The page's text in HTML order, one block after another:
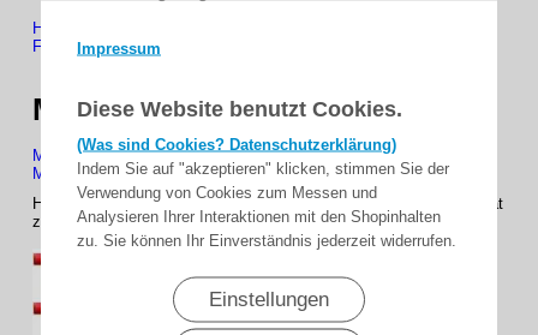
Impressum
Diese Website benutzt Cookies.
(Was sind Cookies? Datenschutzerklärung)
Indem Sie auf "akzeptieren" klicken, stimmen Sie der
Verwendung von Cookies zum Messen und
Analysieren Ihrer Interaktionen mit den Shopinhalten
zu. Sie können Ihr Einverständnis jederzeit widerrufen.
Einstellungen
Handsender
Funkmodul
Mini-Handsender Nice/Mtec
Mini-Handsender Nice/Mtec, 4-Kanal, 433,92 MHz AM
Mini-Handsender Nice/Mtec, 4-Kanal, 868,3 MHz AM
Hier finden Sie unsere Kataloge und Bestellformular im PDF-Format
zum kostenlosen Download!
WTS-Sonderkatalog- PDF-File ca. 2 MB